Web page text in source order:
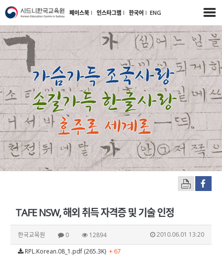
페이스북 l 인스타그램 l 한국어 l ENG
TAFE NSW, 해외 취득 자격증 및 기술 인정
한국교육원 0 12894
2010.06.01 13:20
RPL.Korean.08_1.pdf (265.3K) + 67